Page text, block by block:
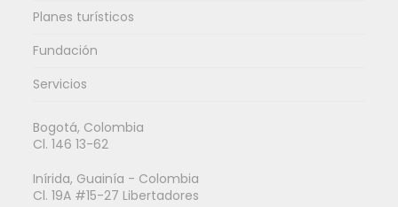
Planes turísticos
Fundación
Servicios
Bogotá, Colombia
Cl. 146 13-62
Inírida, Guainía - Colombia
Cl. 19A #15-27 Libertadores